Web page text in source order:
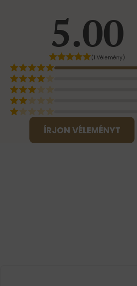
5.00
(1 Vélemény)
ÍRJON VÉLEMÉNYT